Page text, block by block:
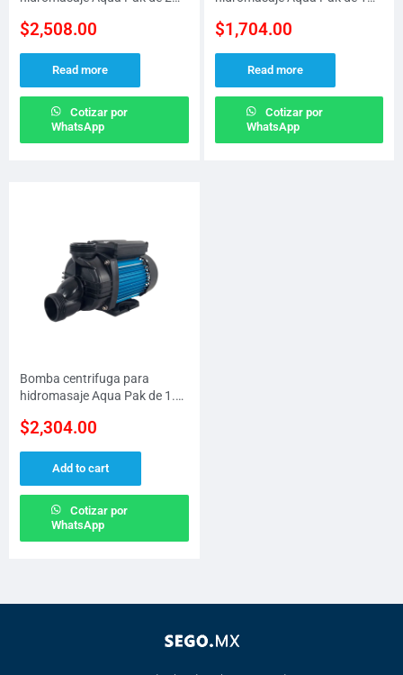
$2,508.00
Read more
Cotizar por
WhatsApp
$1,704.00
Read more
Cotizar por
WhatsApp
Bomba centrifuga para
hidromasaje Aqua Pak de 1.5
$2,304.00
Add to cart
Cotizar por
WhatsApp